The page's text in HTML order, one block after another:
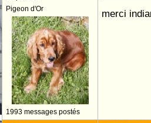
Pigeon d'Or
1993 messages postés
merci